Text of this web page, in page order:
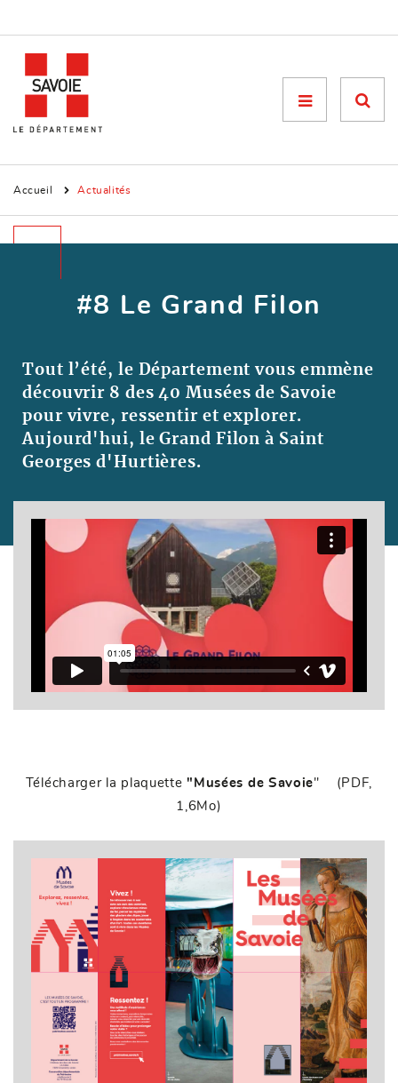
Menu

Accueil Actualités
#8 Le Grand Filon
Tout l’été, le Département vous emmène
découvrir 8 des 40 Musées de Savoie
pour vivre, ressentir et explorer.
Aujourd'hui, le Grand Filon à Saint
Georges d'Hurtières.
Télécharger la plaquette"Musées de Savoie" (PDF,
1,6Mo)